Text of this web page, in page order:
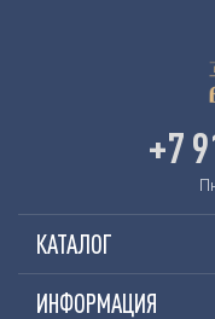
КАТАЛОГ
ИНФОРМАЦИЯ
+7